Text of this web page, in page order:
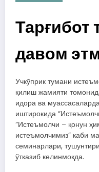
Тарғибот
давом
Учкўприк тумани
қилиш жамияти
идора ва
иштирокида
“Истеъмолчи – қонун
истеъмолчимиз” каби
семинарлари,
ўтказиб келинмоқда.